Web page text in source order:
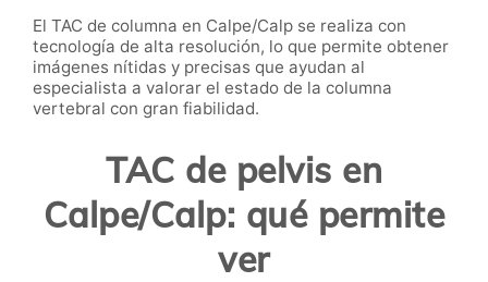
El TAC de columna en Calpe/Calp se realiza con
tecnología de alta resolución, lo que permite obtener
imágenes nítidas y precisas que ayudan al
especialista a valorar el estado de la columna
vertebral con gran fiabilidad.
TAC de pelvis en
Calpe/Calp: qué permite
ver